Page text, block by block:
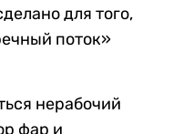
для того,
поток»
нерабочий
фар и